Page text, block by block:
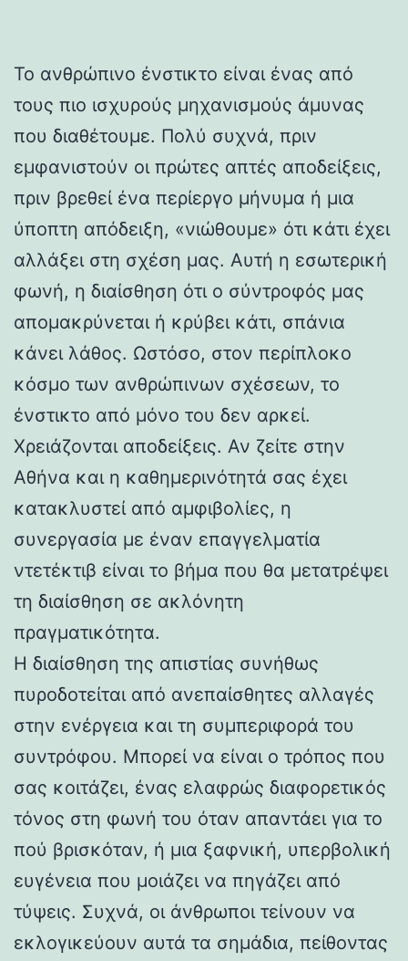
Το ανθρώπινο ένστικτο είναι ένας από
τους πιο ισχυρούς μηχανισμούς άμυνας
που διαθέτουμε. Πολύ συχνά, πριν
εμφανιστούν οι πρώτες απτές αποδείξεις,
πριν βρεθεί ένα περίεργο μήνυμα ή μια
ύποπτη απόδειξη, «νιώθουμε» ότι κάτι έχει
αλλάξει στη σχέση μας. Αυτή η εσωτερική
φωνή, η διαίσθηση ότι ο σύντροφός μας
απομακρύνεται ή κρύβει κάτι, σπάνια
κάνει λάθος. Ωστόσο, στον περίπλοκο
κόσμο των ανθρώπινων σχέσεων, το
ένστικτο από μόνο του δεν αρκεί.
Χρειάζονται αποδείξεις. Αν ζείτε στην
Αθήνα και η καθημερινότητά σας έχει
κατακλυστεί από αμφιβολίες, η
συνεργασία με έναν επαγγελματία
ντετέκτιβ είναι το βήμα που θα μετατρέψει
τη διαίσθηση σε ακλόνητη
πραγματικότητα.
Η διαίσθηση της απιστίας συνήθως
πυροδοτείται από ανεπαίσθητες αλλαγές
στην ενέργεια και τη συμπεριφορά του
συντρόφου. Μπορεί να είναι ο τρόπος που
σας κοιτάζει, ένας ελαφρώς διαφορετικός
τόνος στη φωνή του όταν απαντάει για το
πού βρισκόταν, ή μια ξαφνική, υπερβολική
ευγένεια που μοιάζει να πηγάζει από
τύψεις. Συχνά, οι άνθρωποι τείνουν να
εκλογικεύουν αυτά τα σημάδια, πείθοντας